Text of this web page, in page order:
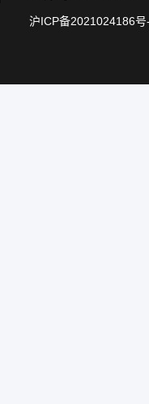
沪ICP备2021024186号